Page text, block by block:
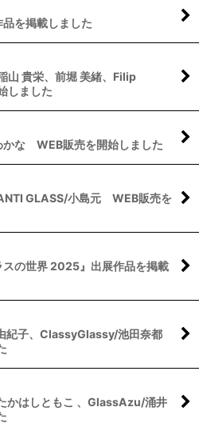
を掲載しました
山 貴栄、前堀 美緒、Filip
しました
かな WEB販売を開始しました
GLASS/小島元 WEB販売を
の世界 2025』出展作品を掲載
子、ClassyGlassy/池田奈都
かはしともこ 、GlassAzu/涌井